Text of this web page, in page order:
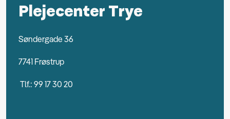
Plejecenter Trye
Søndergade 36
7741 Frøstrup
Tlf.: 99 17 30 20